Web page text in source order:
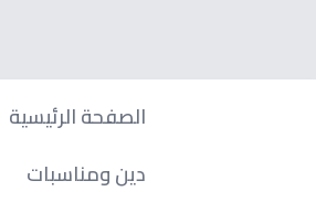
الصفحة الرئيسية
دين ومناسبات